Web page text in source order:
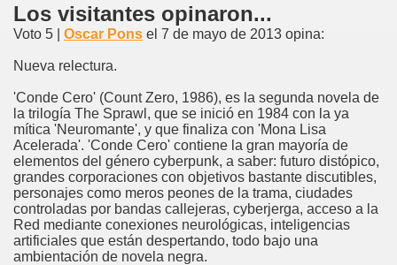
Los visitantes opinaron...
Voto 5 | Oscar Pons el 7 de mayo de 2013 opina:
Nueva relectura.
'Conde Cero' (Count Zero, 1986), es la segunda novela de
la trilogía The Sprawl, que se inició en 1984 con la ya
mítica 'Neuromante', y que finaliza con 'Mona Lisa
Acelerada'. 'Conde Cero' contiene la gran mayoría de
elementos del género cyberpunk, a saber: futuro distópico,
grandes corporaciones con objetivos bastante discutibles,
personajes como meros peones de la trama, ciudades
controladas por bandas callejeras, cyberjerga, acceso a la
Red mediante conexiones neurológicas, inteligencias
artificiales que están despertando, todo bajo una
ambientación de novela negra.